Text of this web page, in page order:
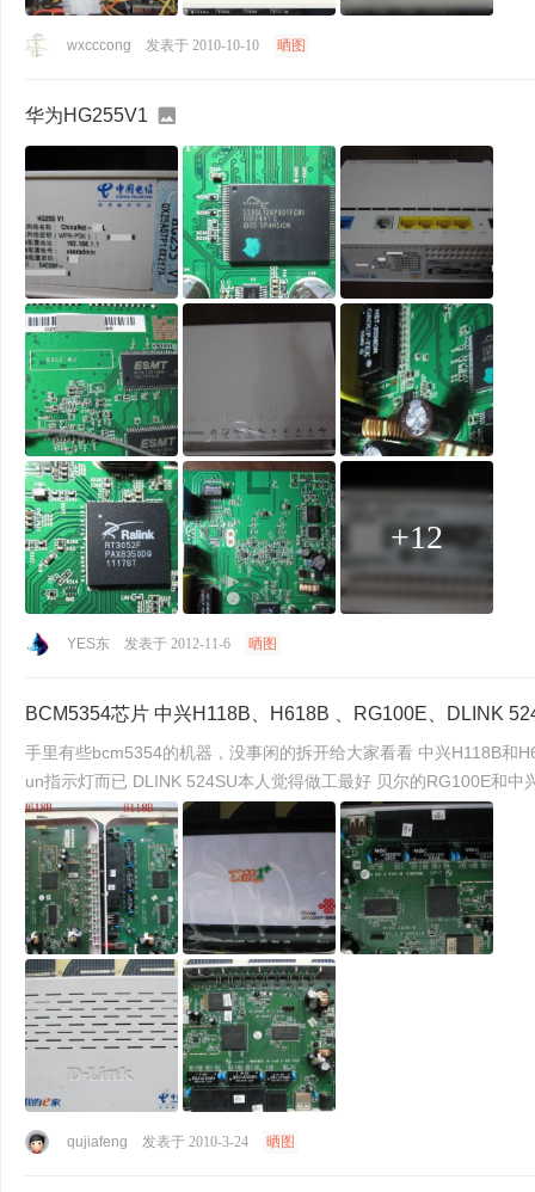
wxcccong 发表于 2010-10-10 晒图
华为HG255V1
+12
YES东 发表于 2012-11-6 晒图
BCM5354芯片 中兴H118B、H618B 、RG100E、DLINK
手里有些bcm5354的机器，没事闲的拆开给大家看看 中兴H118B和
qujiafeng 发表于 2010-3-24 晒图